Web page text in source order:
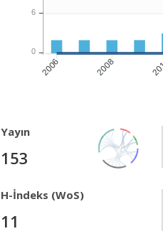
2006 2008
6
0
Yayın
153
H-İndeks (WoS)
11